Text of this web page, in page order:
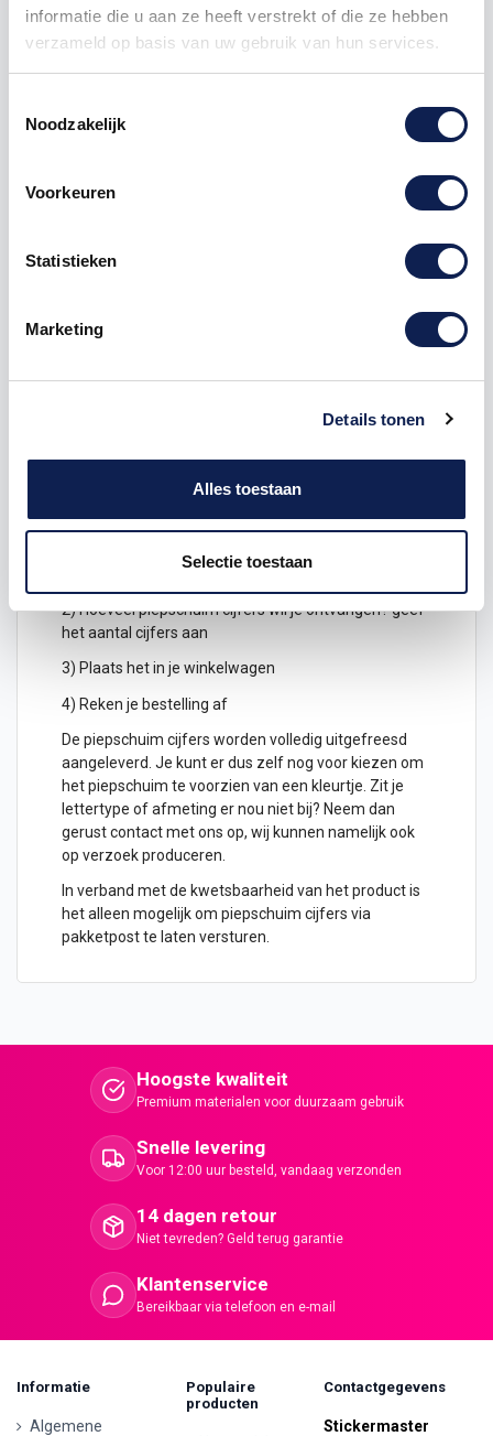
informatie die u aan ze heeft verstrekt of die ze hebben
verzameld op basis van uw gebruik van hun services.
Noodzakelijk
Voorkeuren
Statistieken
Marketing
Details tonen
Alles toestaan
Selectie toestaan
750 € 0,15 € 262,50
Piepschuim
De Piepschuim Cijfer 3 Stencil is te bestellen vanaf
dikte van het cijfer is altijd 20 mm. Piepschuim is niet
2) Hoeveel piepschuim cijfers wil je ontvangen? geef
het aantal cijfers aan
3) Plaats het in je winkelwagen
4) Reken je bestelling af
De piepschuim cijfers worden volledig uitgefreesd
aangeleverd. Je kunt er dus zelf nog voor kiezen om
het piepschuim te voorzien van een kleurtje. Zit je
lettertype of afmeting er nou niet bij? Neem dan
gerust contact met ons op, wij kunnen namelijk ook
op verzoek produceren.
In verband met de kwetsbaarheid van het product is
het alleen mogelijk om piepschuim cijfers via
pakketpost te laten versturen.
Hoogste kwaliteit
Premium materialen voor duurzaam gebruik
Snelle levering
Voor 12:00 uur besteld, vandaag verzonden
14 dagen retour
Niet tevreden? Geld terug garantie
Klantenservice
Bereikbaar via telefoon en e-mail
Informatie
Algemene
Populaire
producten
Contactgegevens
Stickermaster